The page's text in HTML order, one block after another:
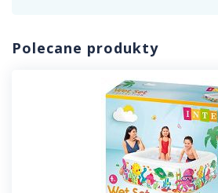
Polecane produkty